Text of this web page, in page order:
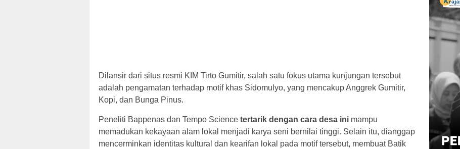
Dilansir dari situs resmi KIM Tirto Gumitir, salah satu fokus utama kunjungan tersebut
adalah pengamatan terhadap motif khas Sidomulyo, yang mencakup Anggrek Gumitir,
Kopi, dan Bunga Pinus.
Peneliti Bappenas dan Tempo Science tertarik dengan cara desa ini mampu
memadukan kekayaan alam lokal menjadi karya seni bernilai tinggi. Selain itu, dianggap
mencerminkan identitas kultural dan kearifan lokal pada motif tersebut, membuat Batik